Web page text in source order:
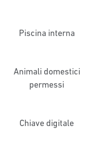
Piscina interna
Animali domestici
permessi
Chiave digitale